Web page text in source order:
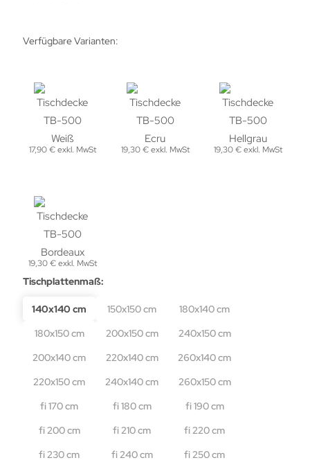
Verfügbare Varianten:
17,90 € exkl. MwSt 19,30 € exkl. MwSt 19,30 € exkl. MwSt
19,30 € exkl. MwSt
Tischplattenmaß:
140x140 cm 150x150 cm
180x140 cm
180x150 cm
200x150 cm
240x150 cm
200x140 cm
220x140 cm
260x140 cm
220x150 cm
240x140 cm
260x150 cm
fi 170 cm
fi 180 cm
fi 190 cm
fi 200 cm
fi 210 cm
fi 220 cm
fi 230 cm
fi 240 cm
fi 250 cm